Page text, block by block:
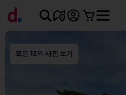
모든 12의 사진 보기